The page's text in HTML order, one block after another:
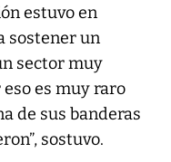
estuvo en
sostener un
sector muy
es muy raro
de sus banderas
sostuvo.